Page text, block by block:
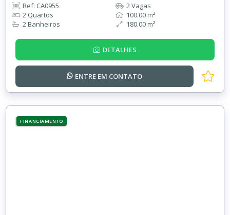
Ref: CA0955
2 Quartos
2 Banheiros
2 Vagas
100.00 m²
180.00 m²
DETALHES
ENTRE EM CONTATO
FINANCIAMENTO